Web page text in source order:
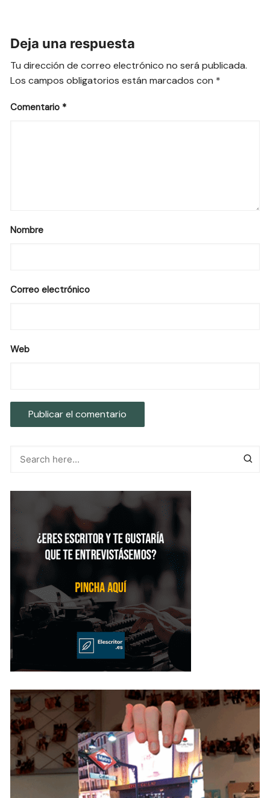
Deja una respuesta
Tu dirección de correo electrónico no será publicada.
Los campos obligatorios están marcados con *
Comentario *
Nombre
Correo electrónico
Web